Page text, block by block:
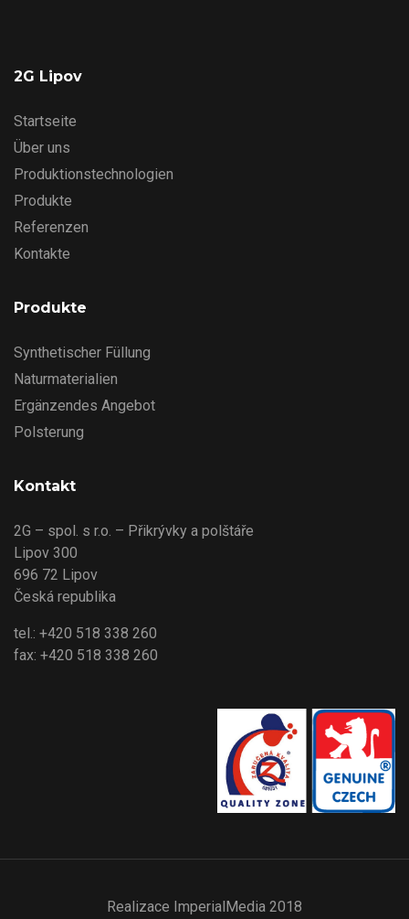
2G Lipov
Startseite
Über uns
Produktionstechnologien
Produkte
Referenzen
Kontakte
Produkte
Synthetischer Füllung
Naturmaterialien
Ergänzendes Angebot
Polsterung
Kontakt
2G – spol. s r.o. – Přikrývky a polštáře
Lipov 300
696 72 Lipov
Česká republika
tel.: +420 518 338 260
fax: +420 518 338 260
Realizace ImperialMedia 2018